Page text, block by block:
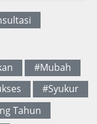
#Mubah
#Syukur
Tahun